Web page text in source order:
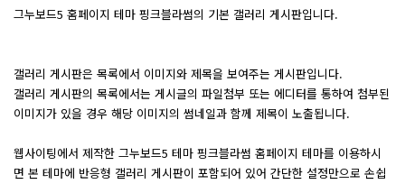
그누보드5 홈페이지 테마 핑크블라썸의 기본 갤러리 게시판입니다.
갤러리 게시판은 목록에서 이미지와 제목을 보여주는 게시판입니다.
갤러리 게시판의 목록에서는 게시글의 파일첨부 또는 에디터를 통하여 첨부된
이미지가 있을 경우 해당 이미지의 썸네일과 함께 제목이 노출됩니다.
웹사이팅에서 제작한 그누보드5 테마 핑크블라썸 홈페이지 테마를 이용하시
면 본 테마에 반응형 갤러리 게시판이 포함되어 있어 간단한 설정만으로 손쉽